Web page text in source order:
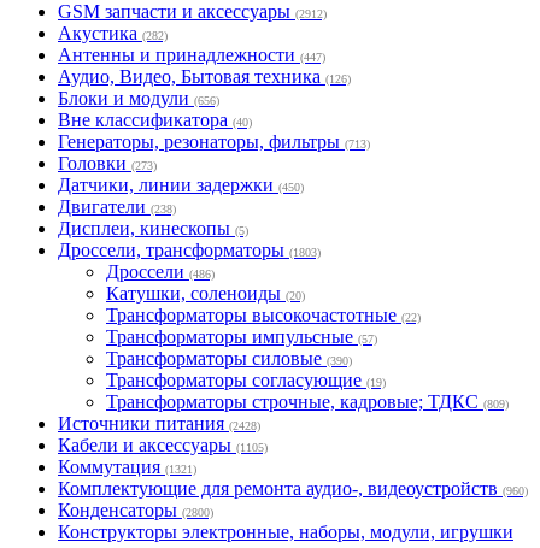
GSM запчасти и аксессуары (2912)
Акустика (282)
Антенны и принадлежности (447)
Аудио, Видео, Бытовая техника (126)
Блоки и модули (656)
Вне классификатора (40)
Генераторы, резонаторы, фильтры (713)
Головки (273)
Датчики, линии задержки (450)
Двигатели (238)
Дисплеи, кинескопы (5)
Дроссели, трансформаторы (1803)
Дроссели (486)
Катушки, соленоиды (20)
Трансформаторы высокочастотные (22)
Трансформаторы импульсные (57)
Трансформаторы силовые (390)
Трансформаторы согласующие (19)
Трансформаторы строчные, кадровые; ТДКС (809)
Источники питания (2428)
Кабели и аксессуары (1105)
Коммутация (1321)
Комплектующие для ремонта аудио-, видеоустройств (960)
Конденсаторы (2800)
Конструкторы электронные, наборы, модули, игрушки